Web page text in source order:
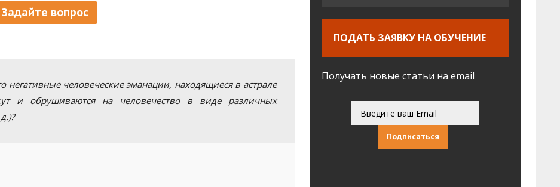
Задайте вопрос
негативные человеческие эманации, находящиеся в астрале
и обрушиваются на человечество в виде различных
ПОДАТЬ ЗАЯВКУ НА ОБУЧЕНИЕ
Получать новые статьи на email
Подписаться